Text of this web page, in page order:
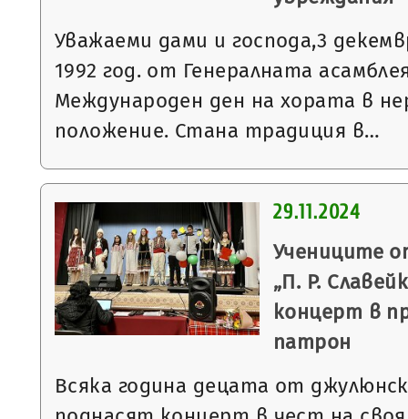
Уважаеми дами и господа,3
1992 год. от Генералната
Международен ден на хората в
положение. Стана традиция в…
29.11.2024
Учениците
„П. Р.
концерт в
патрон
Всяка година децата от